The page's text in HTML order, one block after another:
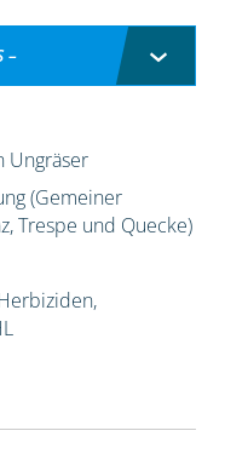
–
Ungräser
(Gemeiner
Trespe und Quecke)